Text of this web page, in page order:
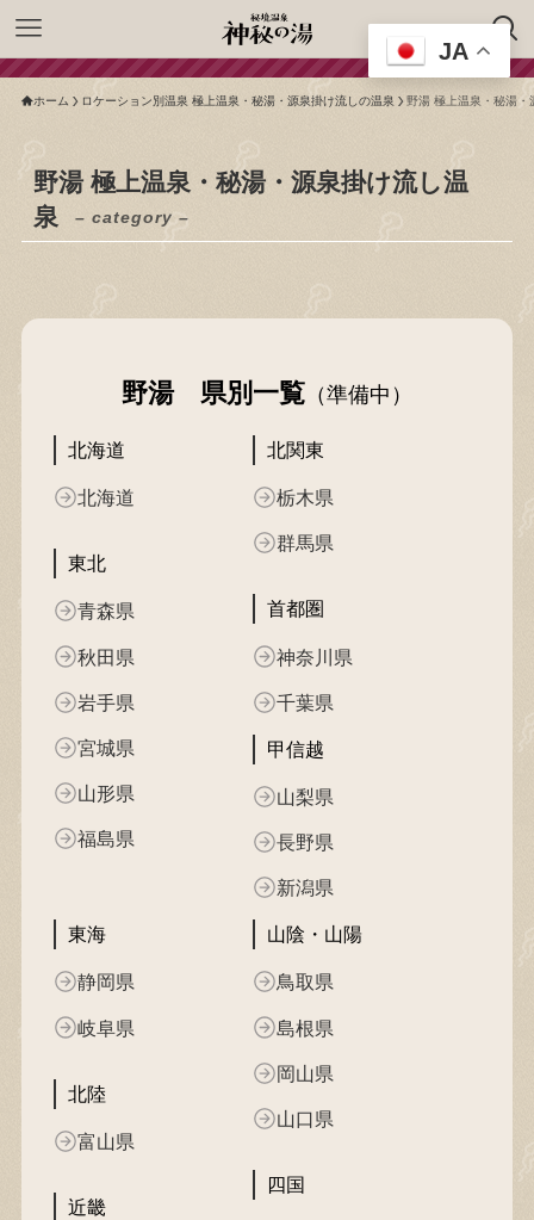
ホーム ロケーション別温泉 極上温泉・秘湯・源泉掛け流しの温泉 野湯 極上温泉・秘湯・
野湯 極上温泉・秘湯・源泉掛け流し温
泉
– category –
野湯 県別一覧 （準備中）
北海道
北海道
東北
青森県
秋田県
岩手県
宮城県
山形県
福島県
北関東
栃木県
群馬県
首都圏
神奈川県
千葉県
甲信越
山梨県
長野県
新潟県
東海
静岡県
岐阜県
北陸
富山県
近畿
山陰・山陽
鳥取県
島根県
岡山県
山口県
四国
JA